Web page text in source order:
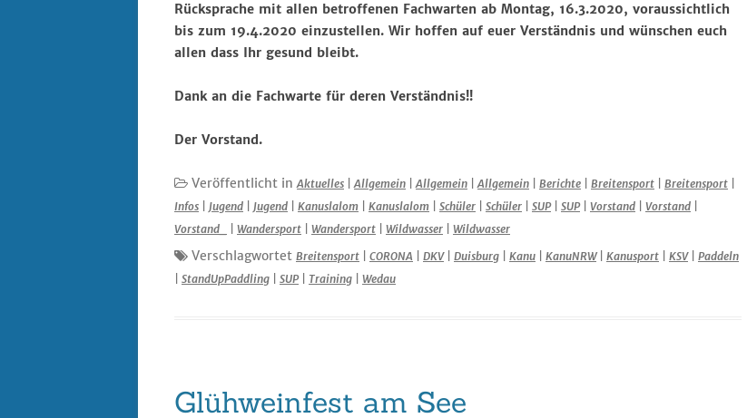
Rücksprache mit allen betroffenen Fachwarten ab Montag, 16.3.2020, voraussichtlich
bis zum 19.4.2020 einzustellen. Wir hoffen auf euer Verständnis und wünschen euch
allen dass Ihr gesund bleibt.
Dank an die Fachwarte für deren Verständnis!!
Der Vorstand.
Veröffentlicht inAktuelles |Allgemein |Allgemein |Allgemein Berichte Breitensport Breitensport
Infos
Jugend Jugend Kanuslalom Kanuslalom Schüler Schüler SUP| SUP| Vorstand Vorstand
Vorstand_
Wandersport Wandersport Wildwasser Wildwasser
Verschlagwortet Breitensport CORONA DKV| Duisburg Kanu KanuNRW| Kanusport KSV| Paddeln
StandUpPaddling SUP| Training Wedau
Glühweinfest am See